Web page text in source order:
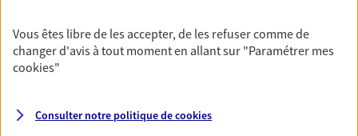
Pour un avenir serein, assurez-vous avec notre
contrat prévoyance. Préservez vos proches en cas
d'accident ou de maladie en optant pour les
invalidité ou de décès.
Vous êtes libre de les accepter, de les refuser comme de
changer d'avis à tout moment en allant sur "Paramétrer mes
cookies"
Consulter notre politique decookies